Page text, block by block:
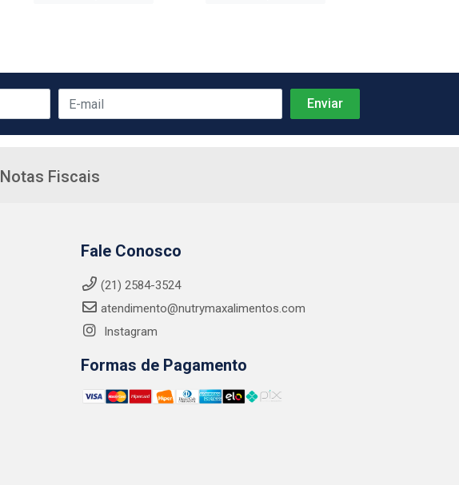
Notas Fiscais
Fale Conosco
(21) 2584-3524
atendimento@nutrymaxalimentos.com
Instagram
Formas de Pagamento